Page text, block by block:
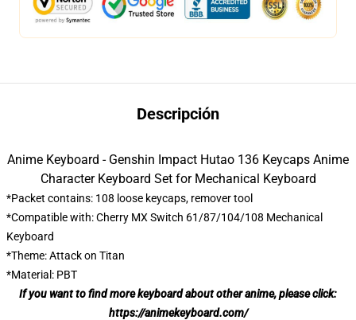
Descripción
Anime Keyboard - Genshin Impact Hutao 136 Keycaps Anime
Character Keyboard Set for Mechanical Keyboard
*Packet contains: 108 loose keycaps, remover tool
*Compatible with: Cherry MX Switch 61/87/104/108 Mechanical
Keyboard
*Theme: Attack on Titan
*Material: PBT
If you want to find more keyboard about other anime, please click:
https://animekeyboard.com/